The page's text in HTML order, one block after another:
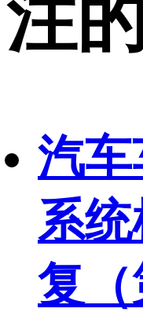
注
汽
系
复（